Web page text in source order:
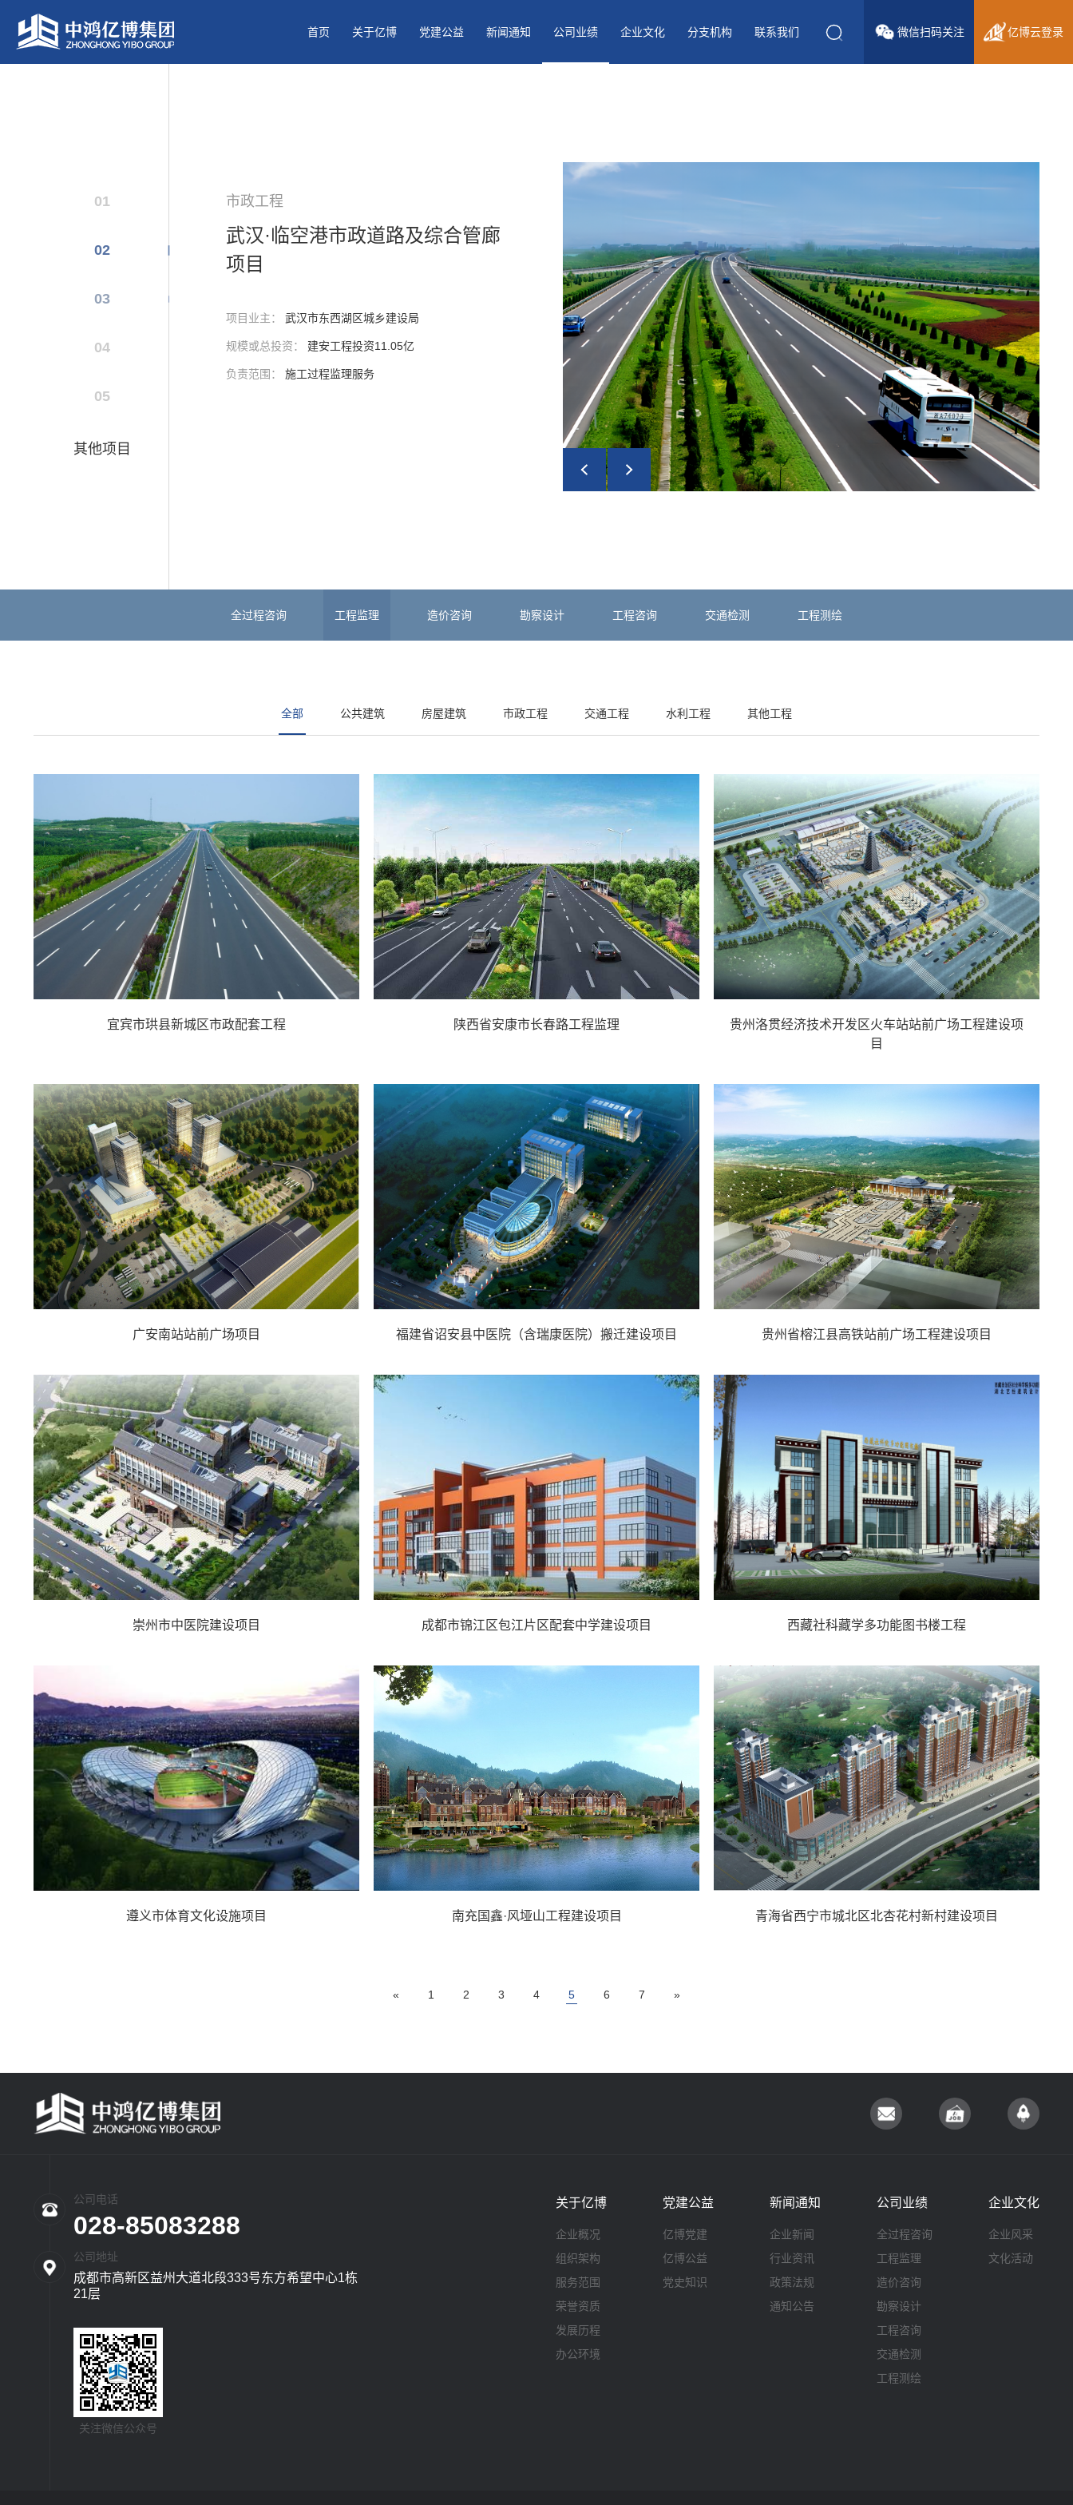
首页 关于亿博 党建公益 新闻通知 公司业绩 企业文化 分支机构 联系我们 微信扫码关注 亿博云登录
01
02
03
04
05
其他项目
市政工程
武汉·临空港市政道路及综合管廊
项目
项目业主： 武汉市东西湖区城乡建设局
规模或总投资： 建安工程投资11.05亿
负责范围： 施工过程监理服务
全过程咨询 工程监理 造价咨询 勘察设计 工程咨询 交通检测 工程测绘
全部 公共建筑 房屋建筑 市政工程 交通工程 水利工程 其他工程
宜宾市珙县新城区市政配套工程 陕西省安康市长春路工程监理
贵州洛贯经济技术开发区火车站站前广场工程建设项
目
广安南站站前广场项目 福建省诏安县中医院（含瑞康医院）搬迁建设项目 贵州省榕江县高铁站前广场工程建设项目
崇州市中医院建设项目 成都市锦江区包江片区配套中学建设项目 西藏社科藏学多功能图书楼工程
遵义市体育文化设施项目 南充国鑫·风垭山工程建设项目 青海省西宁市城北区北杏花村新村建设项目
« 1 2 3 4 5 6 7 »
公司电话
028-85083288
公司地址
成都市高新区益州大道北段333号东方希望中心1栋
21层
关注微信公众号
关于亿博
企业概况
组织架构
服务范围
荣誉资质
发展历程
办公环境
党建公益
亿博党建
亿博公益
党史知识
新闻通知
企业新闻
行业资讯
政策法规
通知公告
公司业绩
全过程咨询
工程监理
造价咨询
勘察设计
工程咨询
交通检测
工程测绘
企业文化
企业风采
文化活动